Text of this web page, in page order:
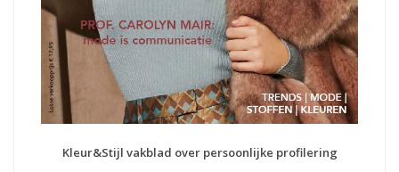
Kleur&Stijl vakblad over persoonlijke profilering